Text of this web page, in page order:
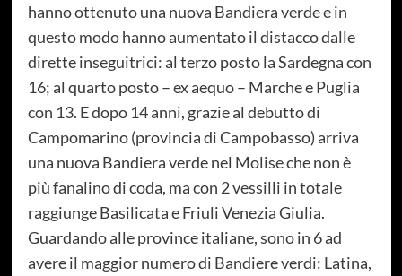
hanno ottenuto una nuova Bandiera verde e in
questo modo hanno aumentato il distacco dalle
dirette inseguitrici: al terzo posto la Sardegna con
16; al quarto posto – ex aequo – Marche e Puglia
con 13. E dopo 14 anni, grazie al debutto di
Campomarino (provincia di Campobasso) arriva
una nuova Bandiera verde nel Molise che non è
più fanalino di coda, ma con 2 vessilli in totale
raggiunge Basilicata e Friuli Venezia Giulia.
Guardando alle province italiane, sono in 6 ad
avere il maggior numero di Bandiere verdi: Latina,